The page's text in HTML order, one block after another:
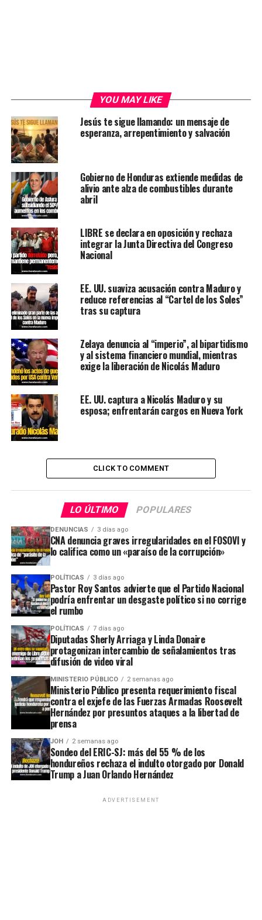
YOU MAY LIKE
Jesús te sigue llamando: un mensaje de
esperanza, arrepentimiento y salvación
Gobierno de Honduras extiende medidas de
alivio ante alza de combustibles durante
abril
LIBRE se declara en oposición y rechaza
integrar la Junta Directiva del Congreso
Nacional
EE. UU. suaviza acusación contra Maduro y
reduce referencias al “Cartel de los Soles”
tras su captura
Zelaya denuncia al “imperio”, al bipartidismo
y al sistema financiero mundial, mientras
exige la liberación de Nicolás Maduro
EE. UU. captura a Nicolás Maduro y su
esposa; enfrentarán cargos en Nueva York
CLICK TO COMMENT
LO ÚLTIMO POPULARES
DENUNCIAS 3 días ago
CNA denuncia graves irregularidades en el FOSOVI y
lo califica como un «paraíso de la corrupción»
POLÍTICAS 3 días ago
Pastor Roy Santos advierte que el Partido Nacional
podría enfrentar un desgaste político si no corrige
el rumbo
POLÍTICAS 7 días ago
Diputadas Sherly Arriaga y Linda Donaire
protagonizan intercambio de señalamientos tras
difusión de video viral
MINISTERIO PÚBLICO 2 semanas ago
Ministerio Público presenta requerimiento fiscal
contra el exjefe de las Fuerzas Armadas Roosevelt
Hernández por presuntos ataques a la libertad de
prensa
JOH 2 semanas ago
Sondeo del ERIC-SJ: más del 55 % de los
hondureños rechaza el indulto otorgado por Donald
Trump a Juan Orlando Hernández
ADVERTISEMENT